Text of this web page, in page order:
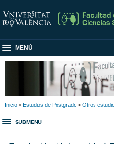
MENÚ
Inicio > Estudios de Postgrado > Otros
SUBMENU